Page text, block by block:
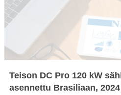
Teison DC Pro 120 kW
asennettu Brasiliaan, 2024